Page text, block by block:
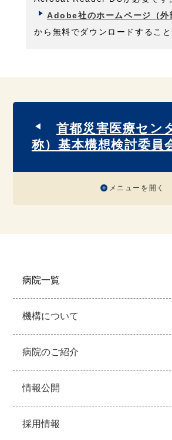
Adobe社のホームページ（外
から無料でダウンロードすること
首都災害医療セン
称）基本構想検討委員
メニューを開く
病院一覧
機構について
病院のご紹介
情報公開
採用情報